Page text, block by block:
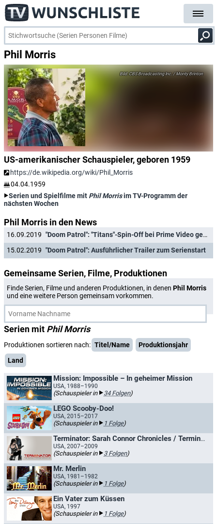
Phil Morris
CBS Broadcasting Inc. / Monty Brinton
US-amerikanischer Schauspieler, geboren 1959
https://de.wikipedia.org/wiki/Phil_Morris
04.04.1959
Serien und Spielfilme mit Phil Morrisim TV-Programm der
nächsten Wochen
Phil Morris in den News
16.09.2019
"Doom Patrol": "Titans"-Spin-Off bei Prime Video gestartet
15.02.2019 "Doom Patrol": Ausführlicher Trailer zum Serienstart
Gemeinsame Serien, Filme, Produktionen
Finde Serien, Filme und anderen Produktionen, in denen Phil Morris
und eine weitere Person gemeinsam vorkommen.
Serien mit Phil Morris
Produktionen sortieren nach: Titel/Name
Produktionsjahr
Land
Mission: Impossible – In geheimer Mission
USA, 1988–1990
(Schauspieler in 34 Folgen)
LEGO Scooby-Doo!
USA, 2015–2017
(Schauspieler in 1 Folge)
Terminator: Sarah Connor Chronicles / Terminator: S.C.C.
USA, 2007–2009
(Schauspieler in 3 Folgen)
Mr. Merlin
USA, 1981–1982
(Schauspieler in 1 Folge)
Ein Vater zum Küssen
USA, 1997
(Schauspieler in 1 Folge)